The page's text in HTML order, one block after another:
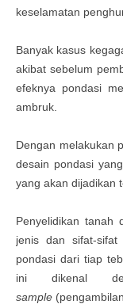
keselamatan
Banyak kasus
akibat sebelum
efeknya pondasi
ambruk.
Dengan melakukan
desain pondasi
yang akan dijadikan
Penyelidikan tanah
jenis dan sifat-
pondasi dari tiap
ini dikenal
sample